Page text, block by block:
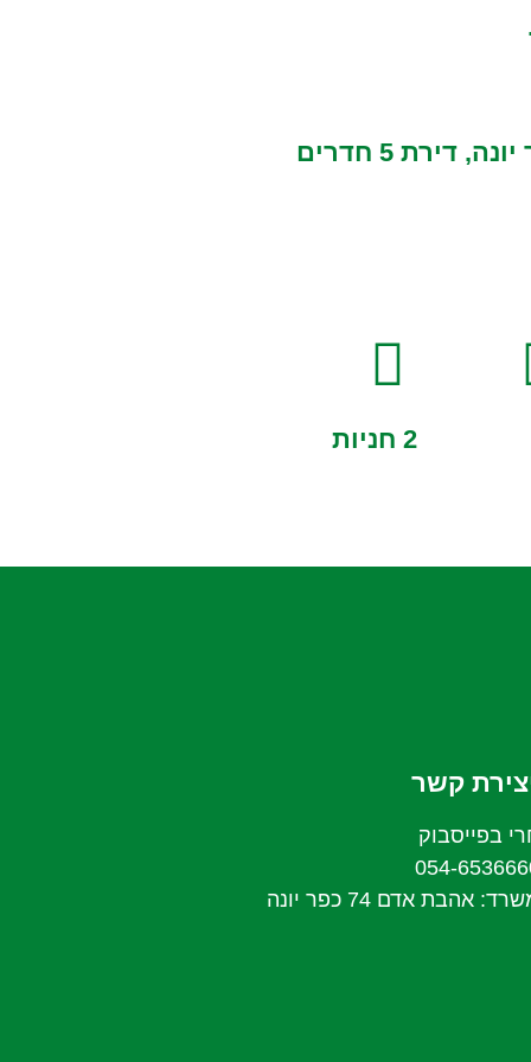
למכירה בשכונת שרונה שבכפר יונה, דירת 5 חדרים
2 חניות
קשר
בפייסבוק
אהבת אדם 74 כפר יונה